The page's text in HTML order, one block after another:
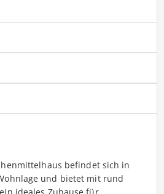
befindet sich in
und bietet mit rund